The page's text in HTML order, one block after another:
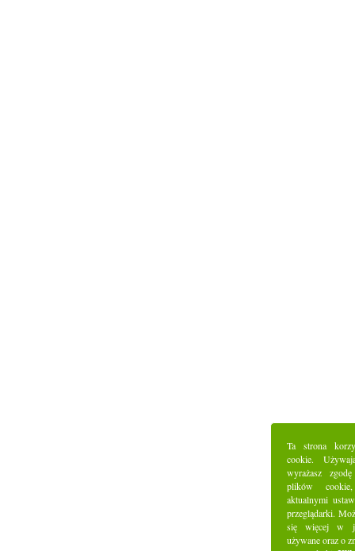
Ta strona
cookie.
wyrażasz
plików
aktualnymi
przeglądarki.
się więcej w
używane oraz o